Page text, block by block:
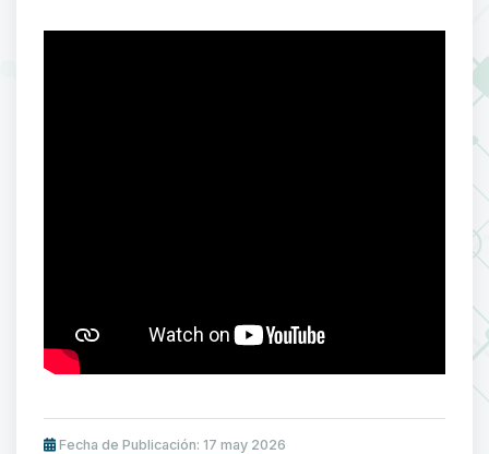
Fecha de Publicación: 17 may 2026